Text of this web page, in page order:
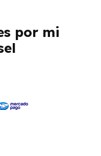
por mi